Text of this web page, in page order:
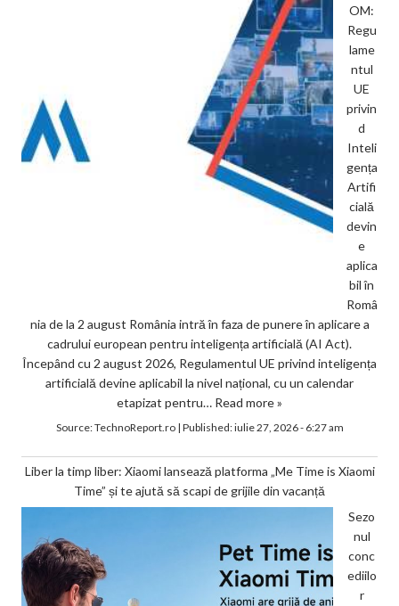
OM:
Regu
lame
ntul
UE
privin
d
Inteli
gența
Artifi
cială
devin
e
aplica
bil în
Româ
nia de la 2 august România intră în faza de punere în aplicare a
cadrului european pentru inteligența artificială (AI Act).
Începând cu 2 august 2026, Regulamentul UE privind inteligența
artificială devine aplicabil la nivel național, cu un calendar
etapizat pentru… Read more »
Source:TechnoReport.ro| Published:iulie 27, 2026 - 6:27 am
Liber la timp liber: Xiaomi lansează platforma „Me Time is Xiaomi
Time” și te ajută să scapi de grijile din vacanță
Sezo
nul
conc
ediilo
r